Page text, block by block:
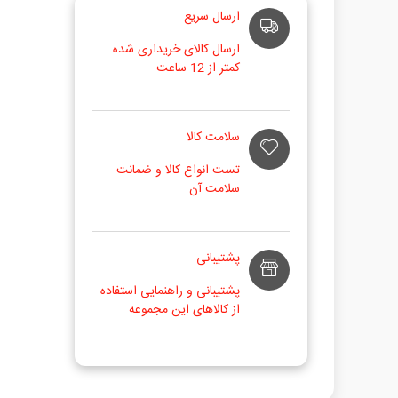
ارسال سریع
ارسال کالای خریداری شده
کمتر از 12 ساعت
سلامت کالا
تست انواع کالا و ضمانت
سلامت آن
پشتیبانی
پشتیبانی و راهنمایی استفاده
از کالاهای این مجموعه